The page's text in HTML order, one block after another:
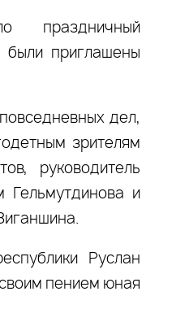
праздничный
были приглашены
дел,
зрителям
руководитель
Гельмутдинова и
Руслан
пением юная